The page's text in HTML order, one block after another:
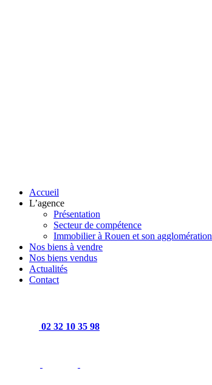
Accueil
L’agence
Présentation
Secteur de compétence
Immobilier à Rouen et son agglomération
Nos biens à vendre
Nos biens vendus
Actualités
Contact
02 32 10 35 98